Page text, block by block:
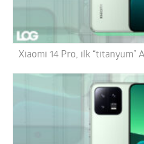
Xiaomi 14 Pro, ilk “titanyum”